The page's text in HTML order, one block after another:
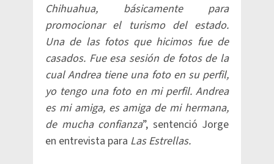
Chihuahua, básicamente para
promocionar el turismo del estado.
Una de las fotos que hicimos fue de
casados. Fue esa sesión de fotos de la
cual Andrea tiene una foto en su perfil,
yo tengo una foto en mi perfil. Andrea
es mi amiga, es amiga de mi hermana,
de mucha confianza”, sentenció Jorge
en entrevista para Las Estrellas.